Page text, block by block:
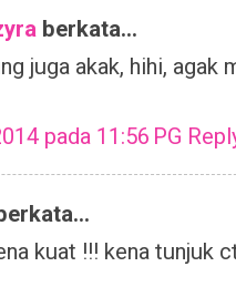
berkata...
juga akak, hihi, agak
pada 11:56 PG
kuat !!! kena tunjuk